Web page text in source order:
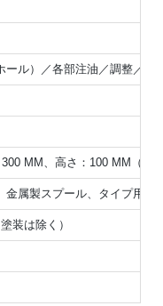
ール）／各部注油／調整／点
MM、高さ：100 MM（簡
金属製スプール、タイプ用紙
装は除く）